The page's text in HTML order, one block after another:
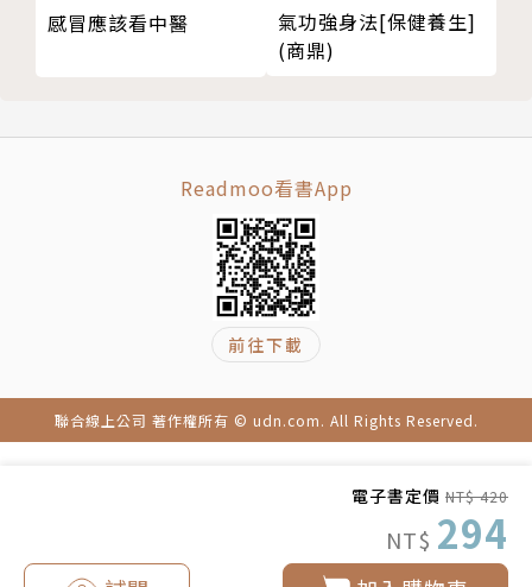
電子書定價 NT$ 420
NT$ 294
國立臺北科技大學管理學院高階管理碩士
運動傷害預防及治療
肌筋膜放鬆療法（Peter Pan’s Myofascial Release
顱薦椎治療（Craniosacral Therapy，CST）
凱羅學派脊骨調整美式整脊（Chiropractic）
顳顎關節障礙（TMJ Dysfunction）
膝蓋髕骨外翻、髕骨軟化症、腰痛、下背痛、頭痛、暈
房到開心圓房
案例 7 熱愛健身的男性運動族 重訓動作過度肌肉代
顳顎關節痛之苦 正顎手術顳顎關節的整合療程 改善顏
面不對稱後自信展笑顏
案例 9 經常講話過度使用嘴巴的教師 喉嚨乾痛咀嚼
吞嚥食物有困難 紓解喉部肩背肌肉的緊繃疲勞 緩解症
狀重返喜愛的教職生涯
案例 10 職業現代舞者背痛頭痛雙臂痛 肌肉影響頭部
的平衡與協調性 高能量雷射活化肌肉的激痛點 開心重
Chapter 4 一學就會，顳顎疼痛自療法！
跟著做，舒緩修復不疼痛
感冒應該看中醫
氣功強身法[保健養生]
(商鼎)
Readmoo看書App
前往下載
聯合線上公司 著作權所有 © udn.com. All Rights Reserved.